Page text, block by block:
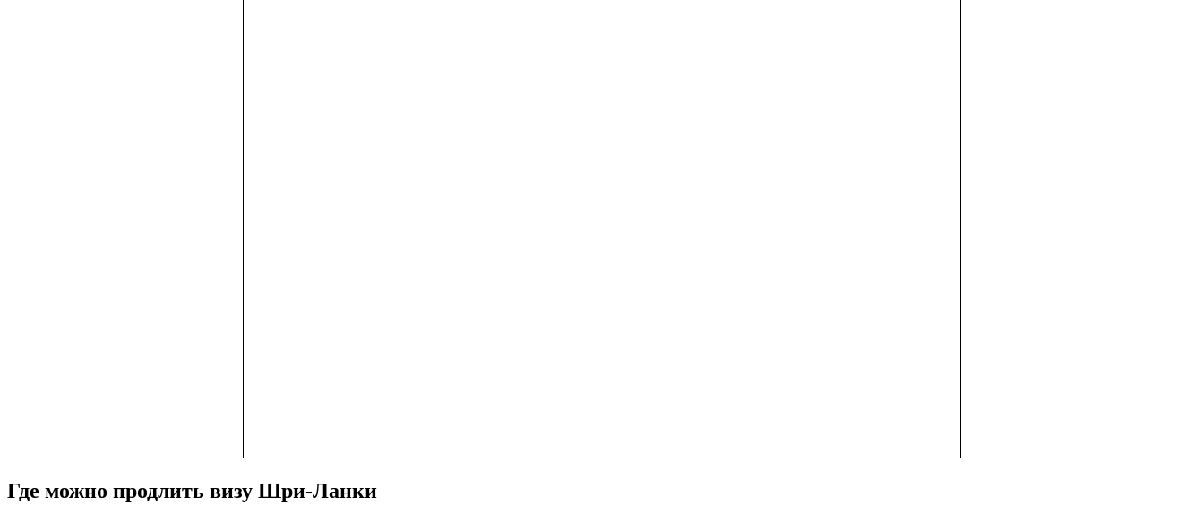
Где можно продлить визу Шри-Ланки